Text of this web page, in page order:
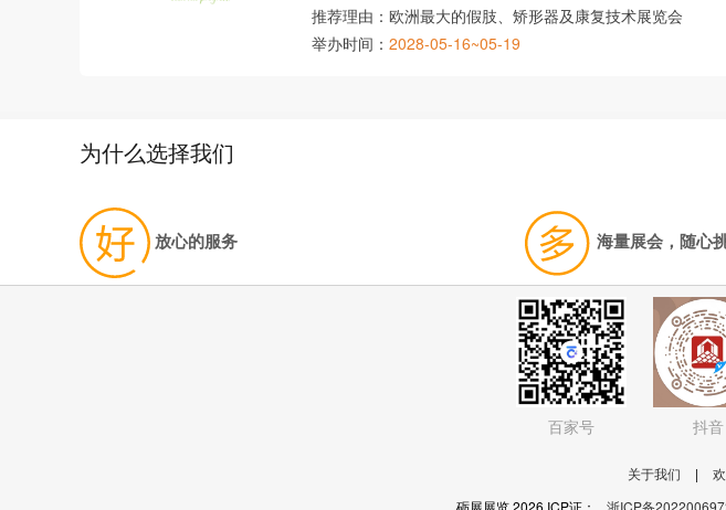
推荐理由： 欧洲最大的假肢、矫形器及康复技术展览会
举办时间： 2028-05-16~05-19
为什么选择我们
放心的服务 海量展会，随心
百家号 抖音
关于我们 |